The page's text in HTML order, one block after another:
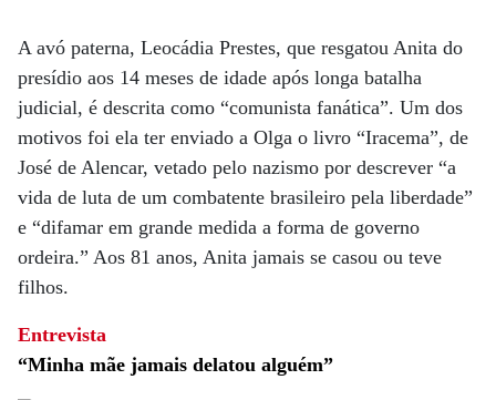
A avó paterna, Leocádia Prestes, que resgatou Anita do
presídio aos 14 meses de idade após longa batalha
judicial, é descrita como “comunista fanática”. Um dos
motivos foi ela ter enviado a Olga o livro “Iracema”, de
José de Alencar, vetado pelo nazismo por descrever “a
vida de luta de um combatente brasileiro pela liberdade”
e “difamar em grande medida a forma de governo
ordeira.” Aos 81 anos, Anita jamais se casou ou teve
filhos.
Entrevista
“Minha mãe jamais delatou alguém”